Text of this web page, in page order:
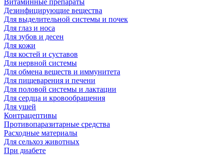
Витаминные препараты
Дезинфицирующие вещества
Для выделительной системы и почек
Для глаз и носа
Для зубов и десен
Для кожи
Для костей и суставов
Для нервной системы
Для обмена веществ и иммунитета
Для пищеварения и печени
Для половой системы и лактации
Для сердца и кровообращения
Для ушей
Контрацептивы
Противопаразитарные средства
Расходные материалы
Для сельхоз животных
При диабете